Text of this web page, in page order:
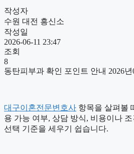
작성자
수원 대전 흥신소
작성일
2026-06-11 23:47
조회
8
동탄피부과 확인 포인트 안내 2026년
대구이혼전문변호사 항목을 살펴볼
용 가능 여부, 상담 방식, 비용이나
선택 기준을 세우기 쉽습니다.